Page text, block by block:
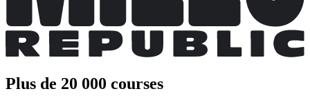
Plus de 20 000 courses